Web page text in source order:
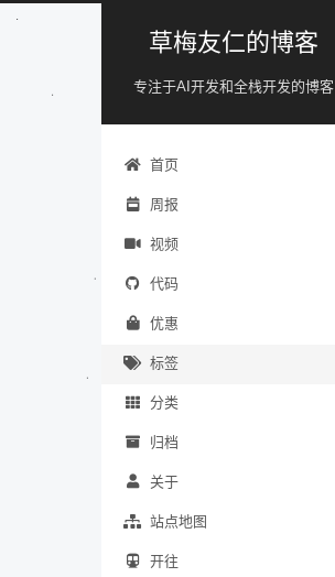
草梅友仁的博客
专注于AI开发和全栈开发的博客
首页
周报
视频
代码
优惠
标签
分类
归档
关于
站点地图
开往